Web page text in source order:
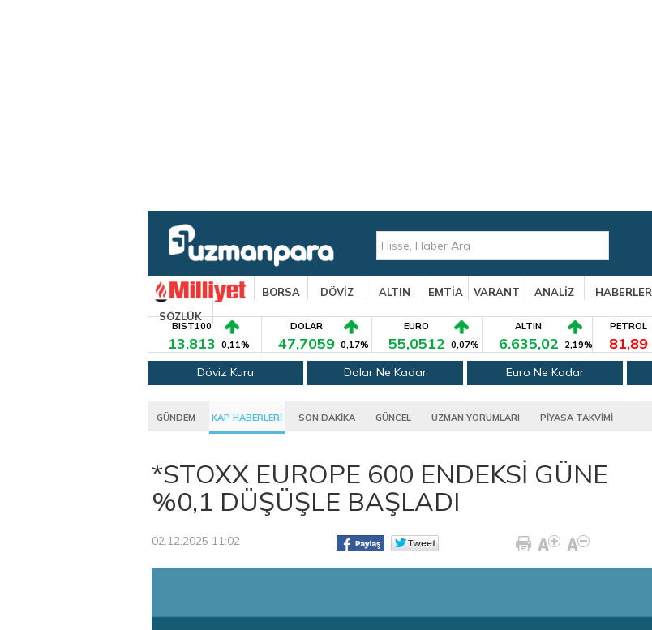
BORSA DÖVİZ ALTIN EMTİA VARANT ANALİZ HABERLER
SÖZLÜK
BIST100
13.813 0,11%
DOLAR
47,7059 0,17%
EURO
55,0512 0,07%
ALTIN
6.635,02 2,19%
PETROL
81,89
Döviz Kuru Dolar Ne Kadar Euro Ne Kadar
GÜNDEM KAP HABERLERİ SON DAKİKA GÜNCEL UZMAN YORUMLARI PİYASA TAKVİMİ
*STOXX EUROPE 600 ENDEKSİ GÜNE
%0,1 DÜŞÜŞLE BAŞLADI
02.12.2025 11:02